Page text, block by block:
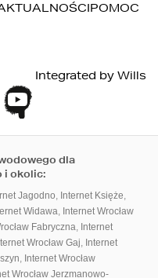
POMOC
Integrated by Wills
dla
i okolic:
Jagodno, Internet Księże,
Widawa, Internet Wrocław
Fabryczna, Internet
Wrocław Gaj, Internet
, Internet Wrocław
Wrocław Jerzmanowo-